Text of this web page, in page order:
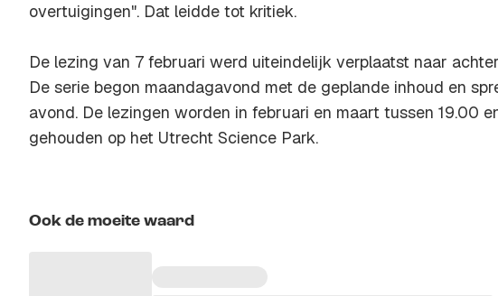
overtuigingen". Dat leidde tot kritiek.
De lezing van 7 februari werd uiteindelijk verplaatst naar
De serie begon maandagavond met de geplande inhoud en
avond. De lezingen worden in februari en maart tussen 19.00
gehouden op het Utrecht Science Park.
Ook de moeite waard